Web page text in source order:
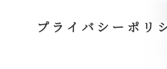
プライバシーポリ